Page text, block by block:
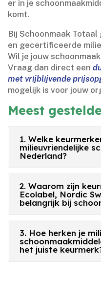
er in je
komt.​
Bij Schoonmaak
en gecertificeerde
Wil je jouw
Vraag dan direct een
met vrijblijvende
mogelijk is voor jouw
Meest
1. Welke
milieuvriendelijke
Nederland?
2. Waarom zijn
Ecolabel, Nordic
belangrijk bij
3. Hoe herken je
het juiste